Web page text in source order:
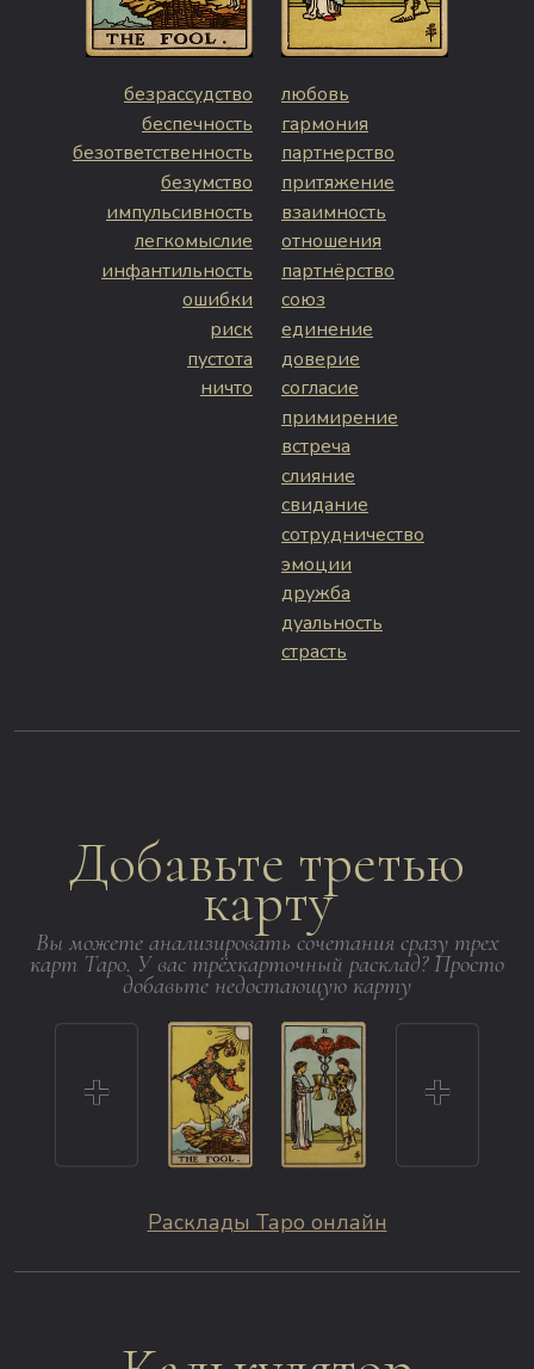
безрассудство
беспечность
безответственность
безумство
импульсивность
легкомыслие
инфантильность
ошибки
риск
пустота
ничто
любовь
гармония
партнерство
притяжение
взаимность
отношения
партнёрство
союз
единение
доверие
согласие
примирение
встреча
слияние
свидание
сотрудничество
эмоции
дружба
дуальность
страсть
Добавьте третью
карту
Вы можете анализировать сочетания сразу трех
карт Таро. У вас трёхкарточный расклад? Просто
добавьте недостающую карту
Расклады Таро онлайн